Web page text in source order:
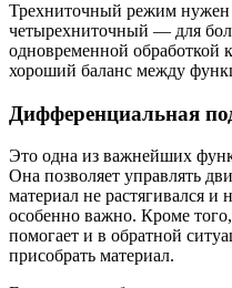
Трехниточный режим нужен
четырехниточный — для
одновременной обработкой
хороший баланс между
Дифференциальная
Это одна из важнейших
Она позволяет управлять
материал не растягивался
особенно важно. Кроме
помогает и в обратной
присобрать материал.